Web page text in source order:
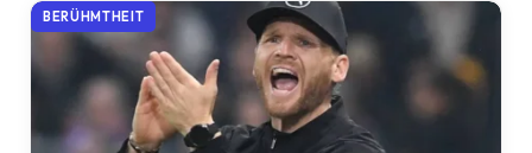
BERÜHMTHEIT